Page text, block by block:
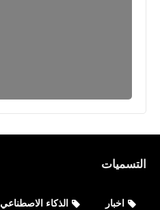
التسميات
اخبار الذكاء الاصطناعي